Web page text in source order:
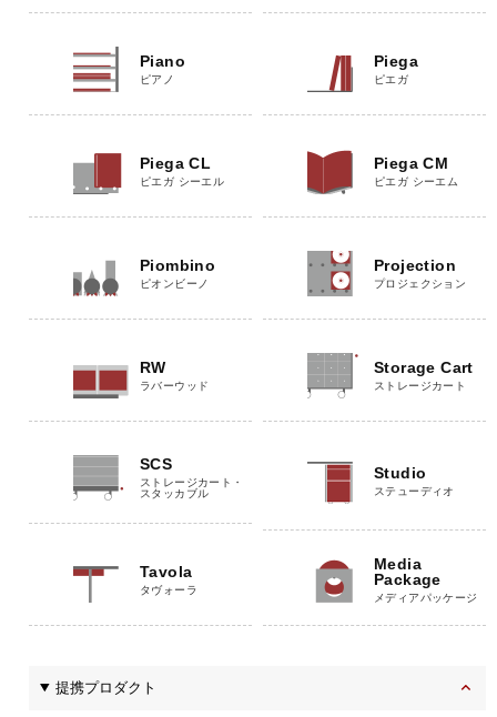
Piano
ピアノ
Piega
ピエガ
Piega CL
ピエガ シーエル
Piega CM
ピエガ シーエム
Piombino
ピオンビーノ
Projection
プロジェクション
RW
ラバーウッド
Storage Cart
ストレージカート
SCS
ストレージカート・
スタッカブル
Studio
ステューディオ
Tavola
タヴォーラ
Media
Package
メディアパッケージ
提携プロダクト